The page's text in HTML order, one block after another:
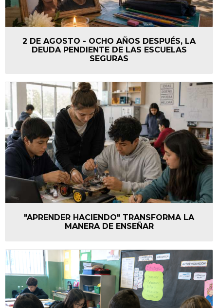
2 DE AGOSTO - OCHO AÑOS DESPUÉS, LA
DEUDA PENDIENTE DE LAS ESCUELAS
SEGURAS
"APRENDER HACIENDO" TRANSFORMA LA
MANERA DE ENSEÑAR